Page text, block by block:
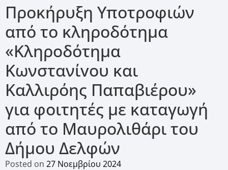
Προκήρυξη Υποτροφιών
από το κληροδότημα
«Κληροδότημα
Κωνστανίvου και
Καλλιρόης Παπαβιέρου»
για φοιτητές με καταγωγή
από το Μαυρολιθάρι του
Δήμου Δελφών
Posted on 27 Νοεμβρίου 2024